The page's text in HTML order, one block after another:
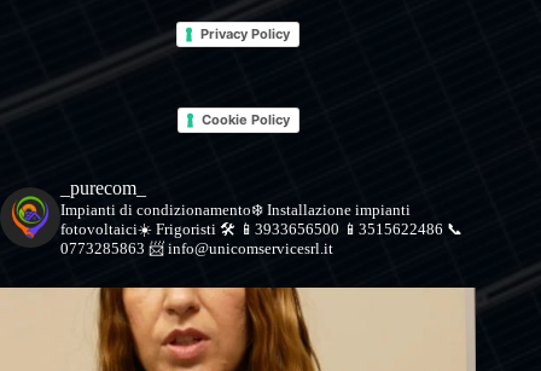
Privacy Policy
Cookie Policy
_purecom_
Impianti di condizionamento❄️ Installazione impianti
fotovoltaici☀️ Frigoristi 🛠 📱3933656500 📱3515622486 📞
0773285863 📨 info@unicomservicesrl.it